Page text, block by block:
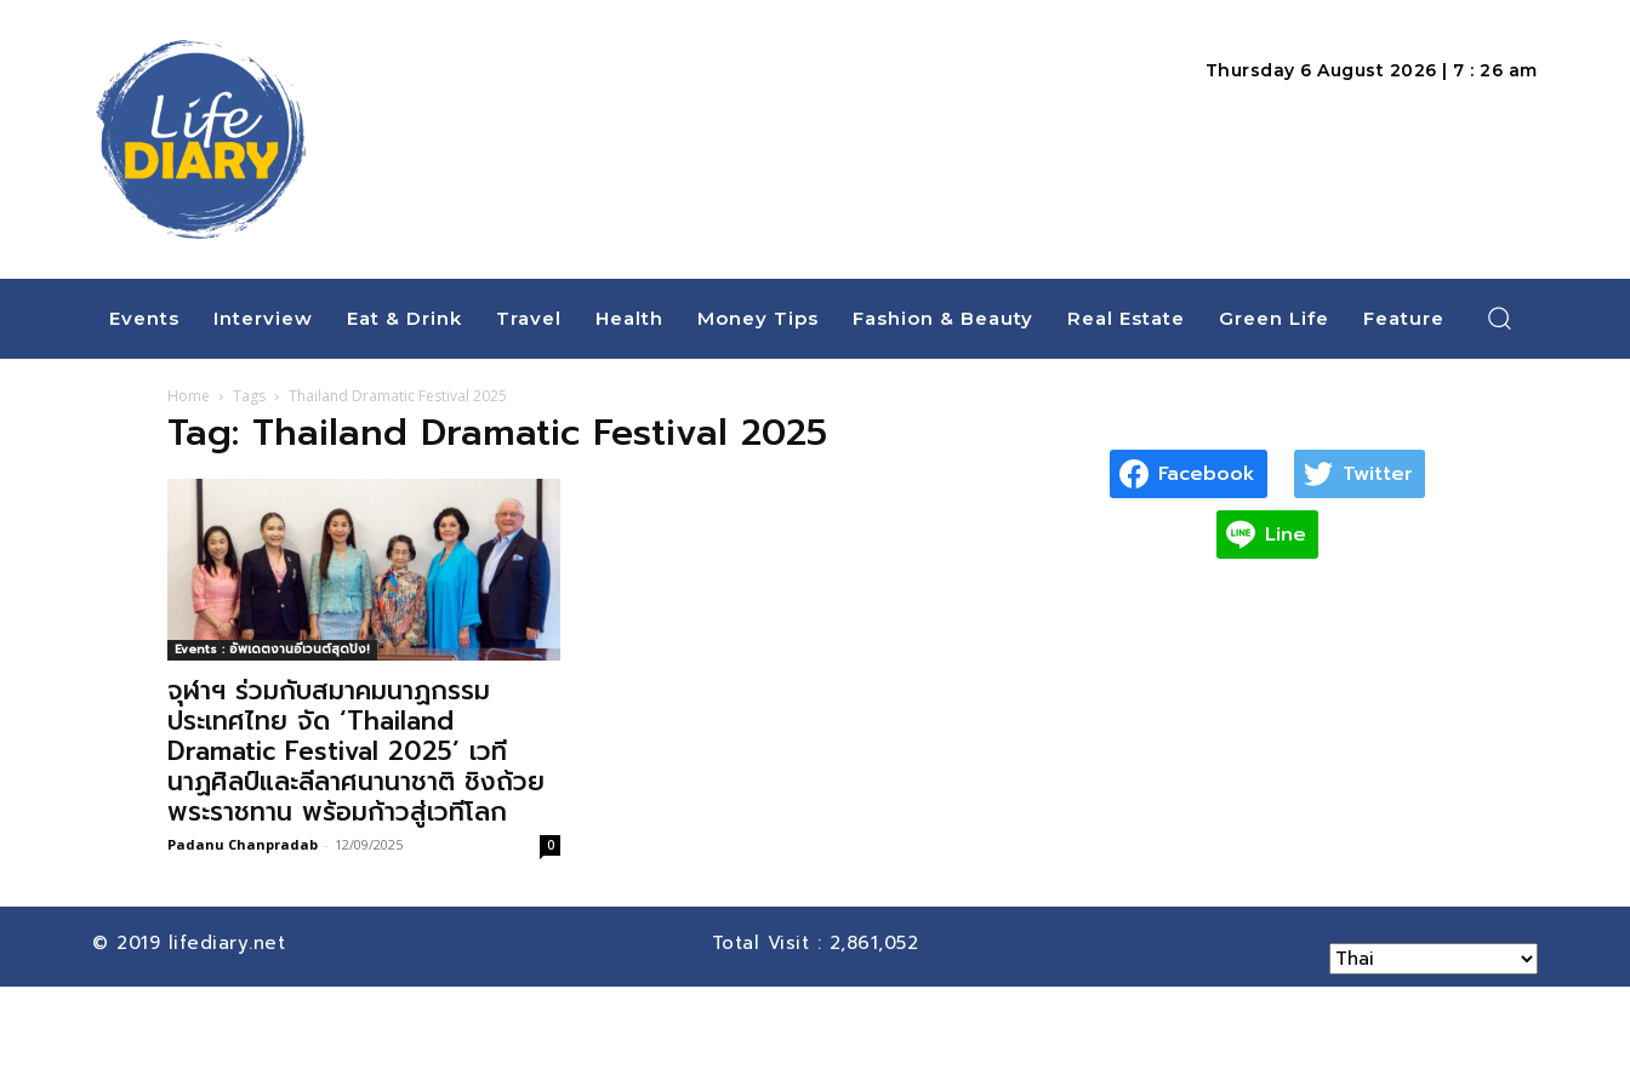
Thursday 6 August 2026 | 7 : 26 am
Events Interview Eat & Drink Travel Health Money Tips Fashion & Beauty Real Estate Green Life Feature
Home Tags Thailand Dramatic Festival 2025
Tag: Thailand Dramatic Festival 2025
Events : อัพเดตงานอีเวนต์สุดปัง!
จุฬาฯ ร่วมกับสมาคมนาฏกรรม
ประเทศไทย จัด ‘Thailand
Dramatic Festival 2025’ เวที
นาฏศิลป์และลีลาศนานาชาติ ชิงถ้วย
พระราชทาน พร้อมก้าวสู่เวทีโลก
Padanu Chanpradab - 12/09/2025 0
Facebook Twitter
Line
© 2019 lifediary.net Total Visit : 2,861,052